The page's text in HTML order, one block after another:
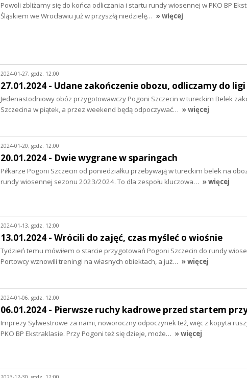
Powoli zbliżamy się do końca odliczania i startu rundy wiosennej w PKO BP
Śląskiem we Wrocławiu już w przyszłą niedzielę… » więcej
2024-01-27, godz. 12:00
27.01.2024 - Udane zakończenie obozu, odliczamy do ligi
Jedenastodniowy obóz przygotowawczy Pogoni Szczecin w tureckim Belek
Szczecina w piątek, a przez weekend będą odpoczywać… » więcej
2024-01-20, godz. 12:00
20.01.2024 - Dwie wygrane w sparingach
Piłkarze Pogoni Szczecin od poniedziałku przebywają w tureckim belek na
rundy wiosennej sezonu 2023/2024. To dla zespołu kluczowa… » więcej
2024-01-13, godz. 12:00
13.01.2024 - Wrócili do zajęć, czas myśleć o wiośnie
Tydzień temu mówiłem o starcie przygotowań Pogoni Szczecin do rundy
Portowcy wznowili treningi na własnych obiektach, a już… » więcej
2024-01-06, godz. 12:00
06.01.2024 - Pierwsze ruchy kadrowe przed startem
Imprezy Sylwestrowe za nami, noworoczny odpoczynek też, więc z kopyta
PKO BP Ekstraklasie. Przy Pogoni też się dzieje, może… » więcej